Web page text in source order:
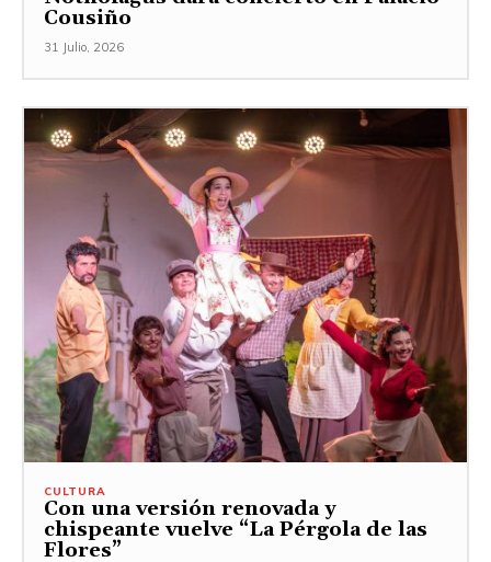
Cousiño
31 Julio, 2026
CULTURA
Con una versión renovada y
chispeante vuelve “La Pérgola de las
Flores”